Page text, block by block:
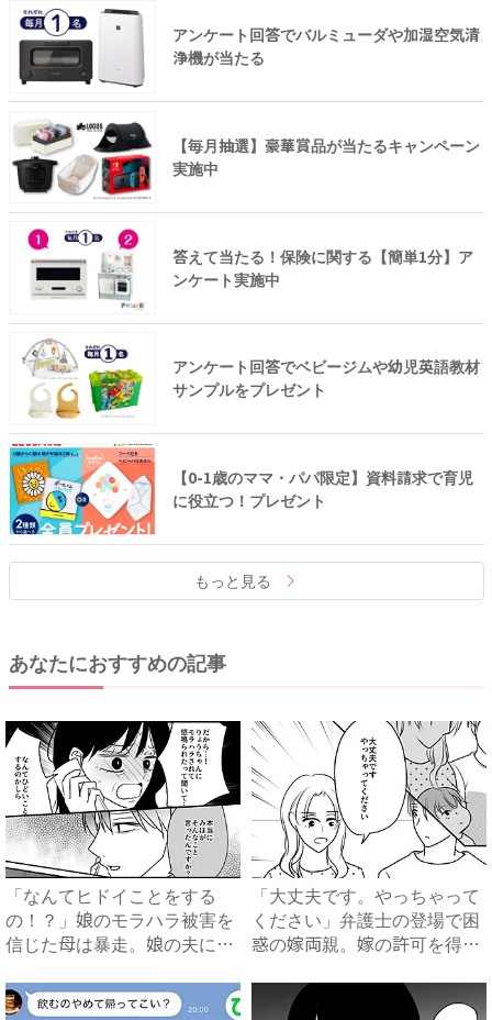
アンケート回答でバルミューダや加湿空気清
浄機が当たる
【毎月抽選】豪華賞品が当たるキャンペーン
実施中
答えて当たる！保険に関する【簡単1分】ア
ンケート実施中
アンケート回答でベビージムや幼児英語教材
サンプルをプレゼント
【0-1歳のママ・パパ限定】資料請求で育児
に役立つ！プレゼント
もっと見る
あなたにおすすめの記事
「なんてヒドイことをする
の！？」娘のモラハラ被害を
信じた母は暴走。娘の夫に電
「大丈夫です。やっちゃって
ください」弁護士の登場で困
惑の嫁両親。嫁の許可を得た